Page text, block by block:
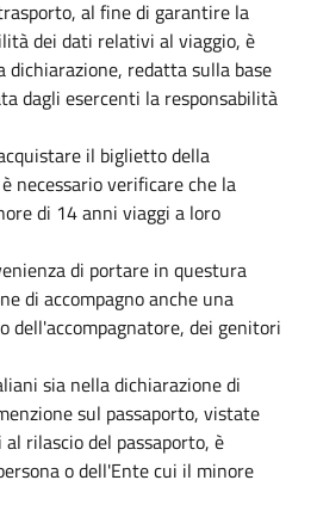
al fine di garantire la
dei dati relativi al viaggio, è
redatta sulla base
dagli esercenti la responsabilità
il biglietto della
necessario verificare che la
di 14 anni viaggi a loro
di portare in questura
di accompagno anche una
dell'accompagnatore, dei genitori
sia nella dichiarazione di
sul passaporto, vistate
rilascio del passaporto, è
o dell'Ente cui il minore